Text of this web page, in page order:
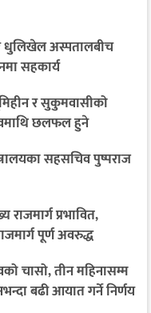
धुलिखेल अस्पतालबीच
सहकार्य
र सुकुमवासीको
छलफल हुने
सहसचिव पुष्पराज
प्रभावित,
पूर्ण अवरुद्ध
चासो, तीन महिनासम्म
बढी आयात गर्ने निर्णय